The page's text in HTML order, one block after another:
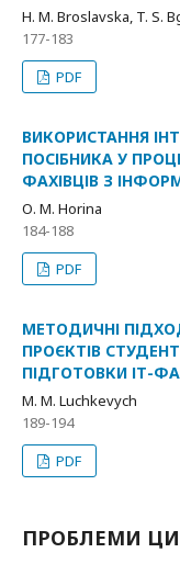
H. M. Broslavska, T. S.
177-183
PDF
ВИКОРИСТАННЯ
ПОСІБНИКА У
ФАХІВЦІВ З
О. М. Horina
184-188
PDF
МЕТОДИЧНІ
ПРОЄКТІВ
ПІДГОТОВКИ ІТ-
M. M. Luchkevych
189-194
PDF
ПРОБЛЕМИ